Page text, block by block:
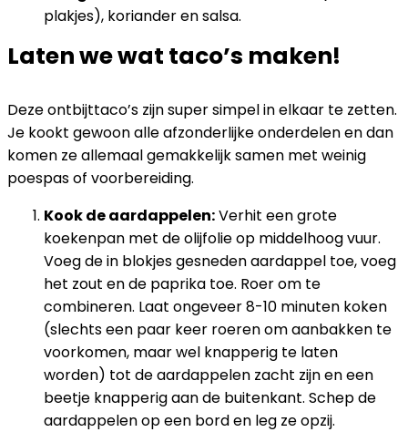
plakjes), koriander en salsa.
Laten we wat taco’s maken!
Deze ontbijttaco’s zijn super simpel in elkaar te zetten.
Je kookt gewoon alle afzonderlijke onderdelen en dan
komen ze allemaal gemakkelijk samen met weinig
poespas of voorbereiding.
Kook de aardappelen:Verhit een grote
koekenpan met de olijfolie op middelhoog vuur.
Voeg de in blokjes gesneden aardappel toe, voeg
het zout en de paprika toe. Roer om te
combineren. Laat ongeveer 8-10 minuten koken
(slechts een paar keer roeren om aanbakken te
voorkomen, maar wel knapperig te laten
worden) tot de aardappelen zacht zijn en een
beetje knapperig aan de buitenkant. Schep de
aardappelen op een bord en leg ze opzij.